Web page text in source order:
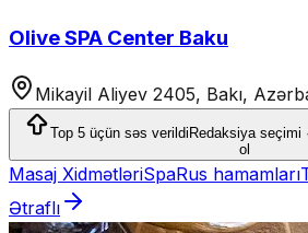
Olive SPA Center Baku
Mikayil Aliyev 2405, Bakı,
Top 5 üçün səs verildi Redaksiya seçimi
ol
Masaj XidmətləriSpaRus hamamları
Ətraflı